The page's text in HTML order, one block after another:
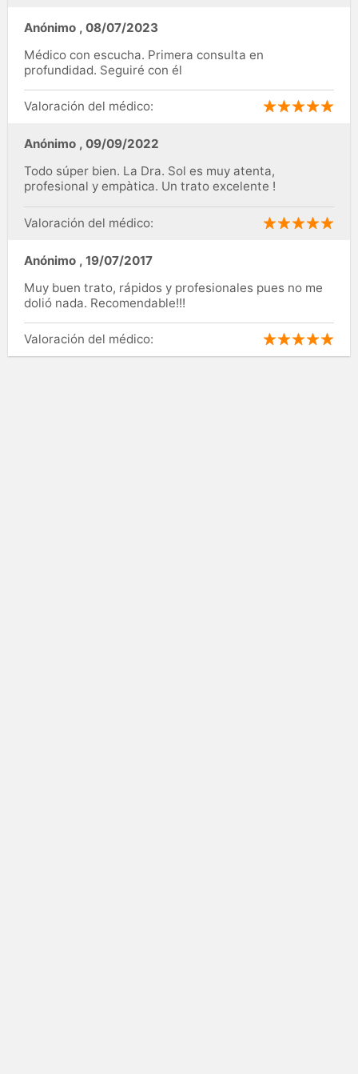
Anónimo , 08/07/2023
Médico con escucha. Primera consulta en
profundidad. Seguiré con él
Valoración del médico:
Anónimo , 09/09/2022
Todo súper bien. La Dra. Sol es muy atenta,
profesional y empàtica. Un trato excelente !
Valoración del médico:
Anónimo , 19/07/2017
Muy buen trato, rápidos y profesionales pues no me
dolió nada. Recomendable!!!
Valoración del médico: